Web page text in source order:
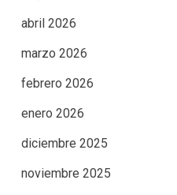
abril 2026
marzo 2026
febrero 2026
enero 2026
diciembre 2025
noviembre 2025